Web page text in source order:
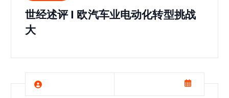
世经述评 | 欧汽车业电动化转型挑战
大